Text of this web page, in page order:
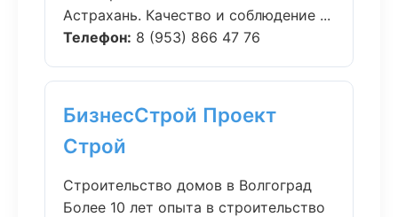
Астрахань. Качество и соблюдение ...
Телефон: 8 (953) 866 47 76
БизнесСтрой Проект
Строй
Строительство домов в Волгоград
Более 10 лет опыта в строительство